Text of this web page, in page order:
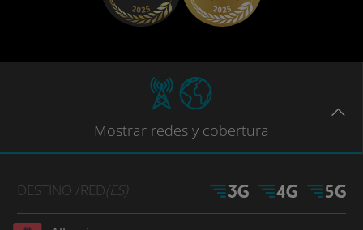
Mostrar redes y cobertura
DESTINO /RED(ES)